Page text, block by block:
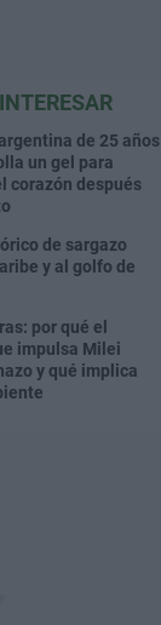
de 25 años
un gel para
corazón después
de sargazo
y al golfo de
por qué el
impulsa Milei
y qué implica